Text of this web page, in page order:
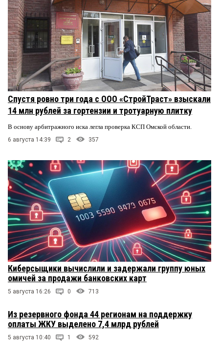
Спустя ровно три года с ООО «СтройТраст» взыскали
14 млн рублей за гортензии и тротуарную плитку
В основу арбитражного иска легла проверка КСП Омской области.
6 августа 14:39 2 357
Киберсыщики вычислили и задержали группу юных
омичей за продажи банковских карт
5 августа 16:26 0 713
Из резервного фонда 44 регионам на поддержку
оплаты ЖКУ выделено 7,4 млрд рублей
5 августа 10:40 1 592